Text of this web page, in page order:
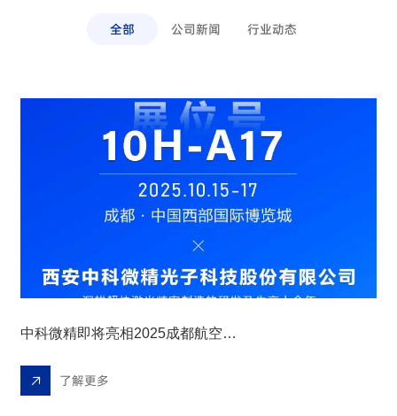
全部 公司新闻 行业动态
中科微精即将亮相2025成都航空装备展 硬核科技引领航空制造革新！
了解更多
我们承诺收集您的这些信息仅用于与您取得联系，
帮助您更好的了解我们的合作计划。
发送即代表您同意我们的《隐私政策》。